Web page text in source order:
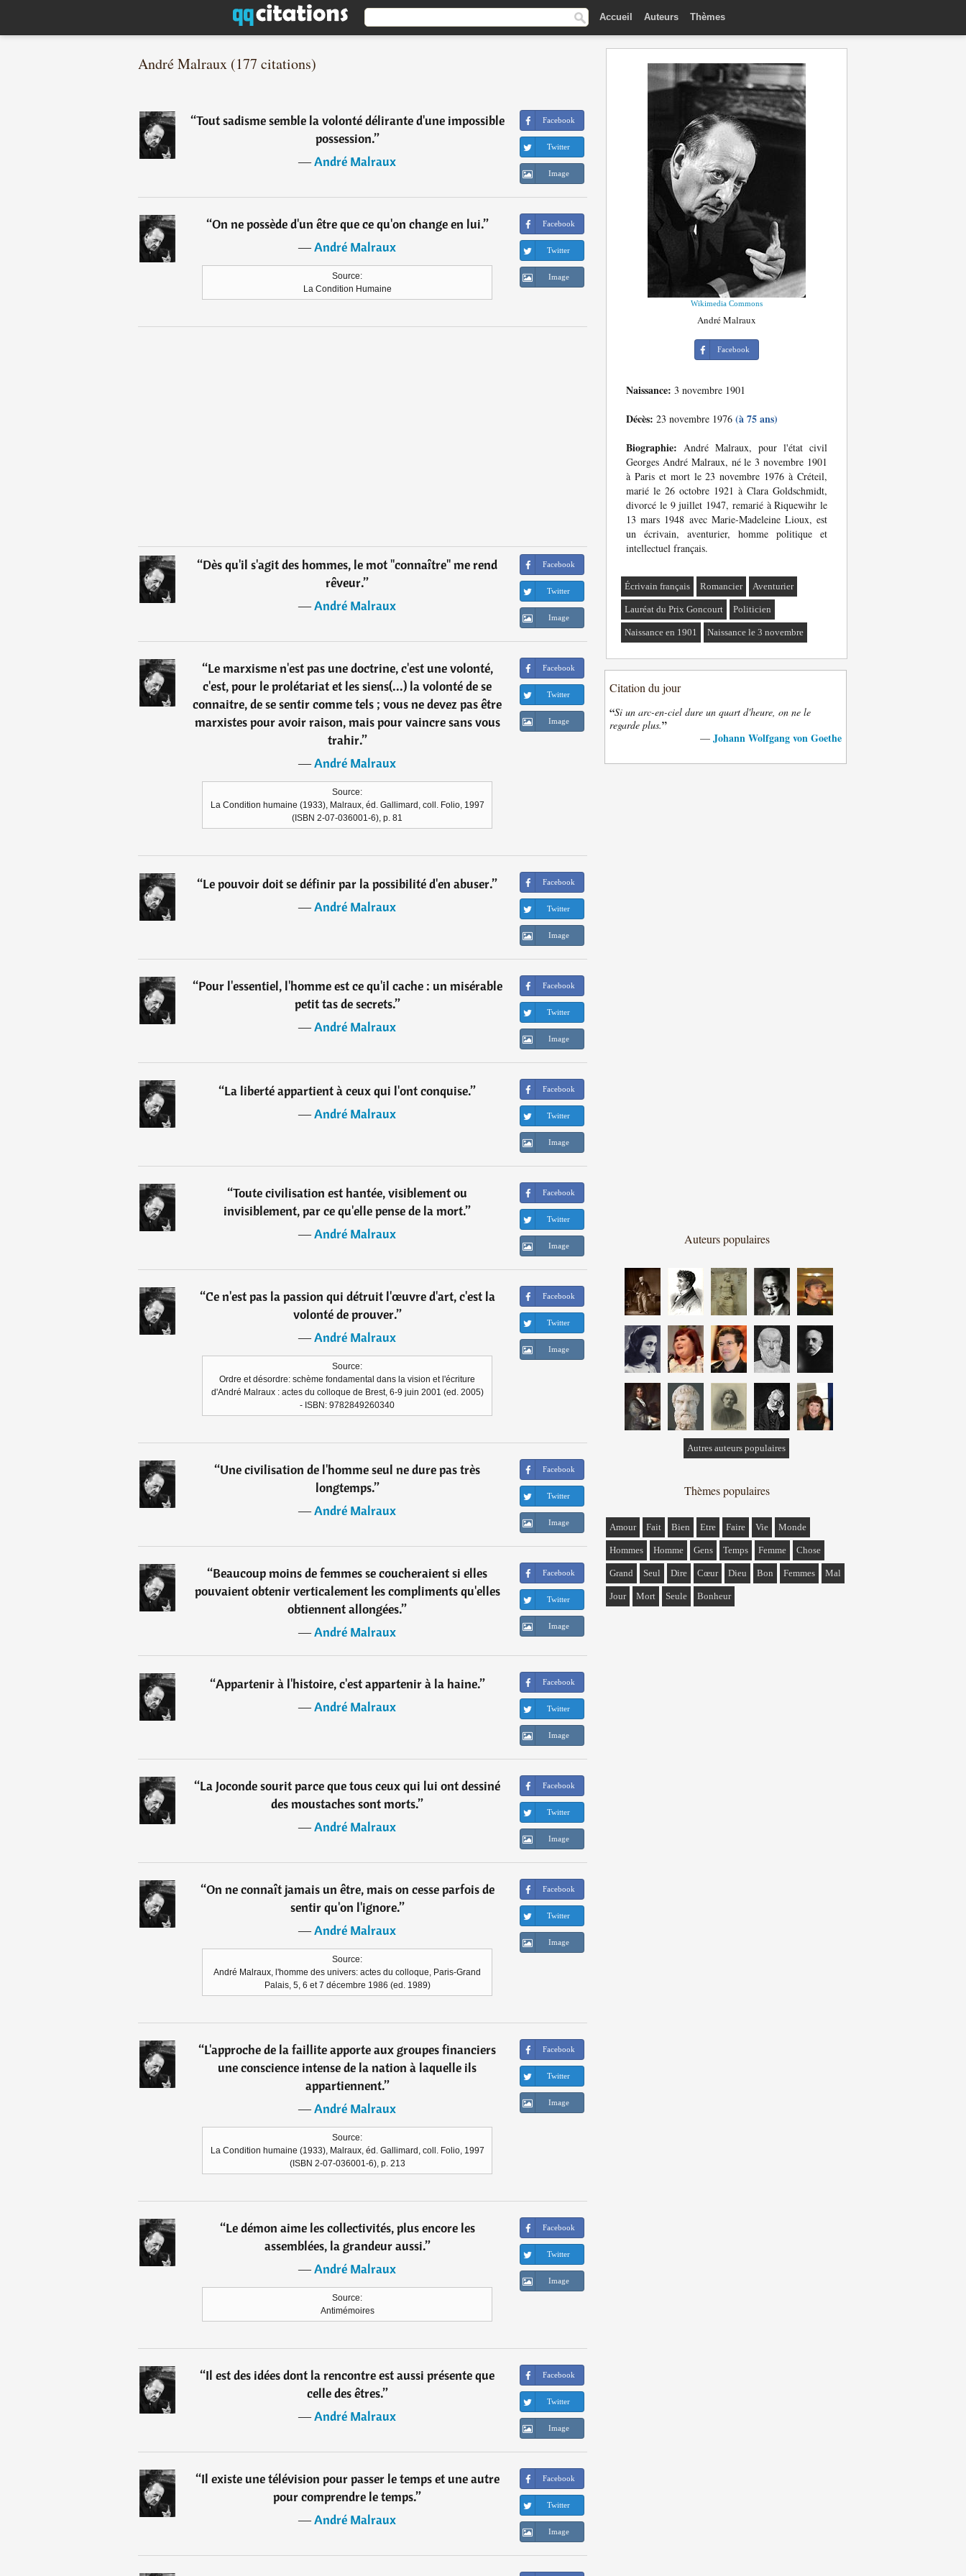
Accueil Auteurs Thèmes
André Malraux (177 citations)
“Tout sadisme semble la volonté délirante d'une impossible
possession.”
―André Malraux
Facebook
Twitter
Image
“On ne possède d'un être que ce qu'on change en lui.”
―André Malraux
Source:
La Condition Humaine
Facebook
Twitter
Image
“Dès qu'il s'agit des hommes, le mot "connaître" me rend
rêveur.”
―André Malraux
Facebook
Twitter
Image
“Le marxisme n'est pas une doctrine, c'est une volonté,
c'est, pour le prolétariat et les siens(...) la volonté de se
connaitre, de se sentir comme tels ; vous ne devez pas être
marxistes pour avoir raison, mais pour vaincre sans vous
trahir.”
―André Malraux
Source:
La Condition humaine (1933), Malraux, éd. Gallimard, coll. Folio, 1997
(ISBN 2-07-036001-6), p. 81
Facebook
Twitter
Image
“Le pouvoir doit se définir par la possibilité d'en abuser.”
―André Malraux
Facebook
Twitter
Image
“Pour l'essentiel, l'homme est ce qu'il cache : un misérable
petit tas de secrets.”
―André Malraux
Facebook
Twitter
Image
“La liberté appartient à ceux qui l'ont conquise.”
―André Malraux
Facebook
Twitter
Image
“Toute civilisation est hantée, visiblement ou
invisiblement, par ce qu'elle pense de la mort.”
―André Malraux
Facebook
Twitter
Image
“Ce n'est pas la passion qui détruit l'œuvre d'art, c'est la
volonté de prouver.”
―André Malraux
Source:
Ordre et désordre: schème fondamental dans la vision et l'écriture
d'André Malraux : actes du colloque de Brest, 6-9 juin 2001 (ed. 2005)
- ISBN: 9782849260340
Facebook
Twitter
Image
“Une civilisation de l'homme seul ne dure pas très
longtemps.”
―André Malraux
Facebook
Twitter
Image
“Beaucoup moins de femmes se coucheraient si elles
pouvaient obtenir verticalement les compliments qu'elles
obtiennent allongées.”
―André Malraux
Facebook
Twitter
Image
“Appartenir à l'histoire, c'est appartenir à la haine.”
―André Malraux
Facebook
Twitter
Image
“La Joconde sourit parce que tous ceux qui lui ont dessiné
des moustaches sont morts.”
―André Malraux
Facebook
Twitter
Image
“On ne connaît jamais un être, mais on cesse parfois de
sentir qu'on l'ignore.”
―André Malraux
Source:
André Malraux, l'homme des univers: actes du colloque, Paris-Grand
Palais, 5, 6 et 7 décembre 1986 (ed. 1989)
Facebook
Twitter
Image
“L'approche de la faillite apporte aux groupes financiers
une conscience intense de la nation à laquelle ils
appartiennent.”
―André Malraux
Source:
La Condition humaine (1933), Malraux, éd. Gallimard, coll. Folio, 1997
(ISBN 2-07-036001-6), p. 213
Facebook
Twitter
Image
“Le démon aime les collectivités, plus encore les
assemblées, la grandeur aussi.”
―André Malraux
Source:
Antimémoires
Facebook
Twitter
Image
“Il est des idées dont la rencontre est aussi présente que
celle des êtres.”
―André Malraux
Facebook
Twitter
Image
“Il existe une télévision pour passer le temps et une autre
pour comprendre le temps.”
―André Malraux
Facebook
Twitter
Image
Wikimedia Commons
André Malraux
Facebook
Naissance: 3 novembre 1901
Décès: 23 novembre 1976 (à 75 ans)
Biographie: André Malraux, pour l'état civil
Georges André Malraux, né le 3 novembre 1901
à Paris et mort le 23 novembre 1976 à Créteil,
marié le 26 octobre 1921 à Clara Goldschmidt,
divorcé le 9 juillet 1947, remarié à Riquewihr le
13 mars 1948 avec Marie-Madeleine Lioux, est
un écrivain, aventurier, homme politique et
intellectuel français.
Écrivain français Romancier Aventurier
Lauréat du Prix Goncourt Politicien
Naissance en 1901 Naissance le 3 novembre
Citation du jour
“Si un arc-en-ciel dure un quart d'heure, on ne le
regarde plus.”
— Johann Wolfgang von Goethe
Auteurs populaires
Autres auteurs populaires
Thèmes populaires
Amour Fait Bien Etre Faire Vie Monde
Hommes Homme Gens Temps Femme Chose
Grand Seul Dire Cœur Dieu Bon Femmes Mal
Jour Mort Seule Bonheur